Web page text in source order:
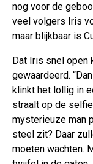
nog voor de
veel volgers Iris
maar blijkbaar is
Dat Iris snel open
gewaardeerd.
klinkt het lollig in
straalt op de
mysterieuze man
steel zit? Daar
moeten wachten.